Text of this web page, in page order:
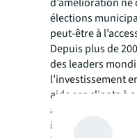
élections
peut-être à
Depuis plus de
des leaders
l’investissement
aide ses clients à
aménager et
immobiliers